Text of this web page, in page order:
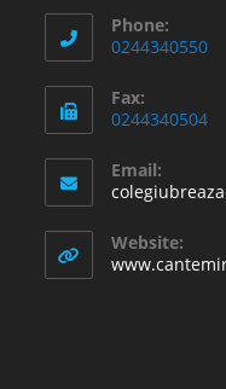
Phone:
0244340550
Fax:
0244340504
Email:
Website: